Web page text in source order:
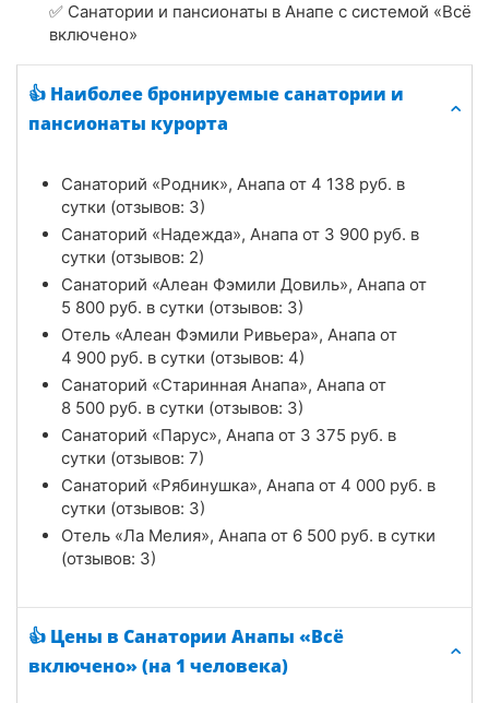
✅ Санатории и пансионаты в Анапе с системой «Всё
включено»
👍 Наиболее бронируемые санатории и
пансионаты курорта
Санаторий «Родник», Анапа от 4 138 руб. в
сутки (отзывов: 3)
Санаторий «Надежда», Анапа от 3 900 руб. в
сутки (отзывов: 2)
Санаторий «Алеан Фэмили Довиль», Анапа от
5 800 руб. в сутки (отзывов: 3)
Отель «Алеан Фэмили Ривьера», Анапа от
4 900 руб. в сутки (отзывов: 4)
Санаторий «Старинная Анапа», Анапа от
8 500 руб. в сутки (отзывов: 3)
Санаторий «Парус», Анапа от 3 375 руб. в
сутки (отзывов: 7)
Санаторий «Рябинушка», Анапа от 4 000 руб. в
сутки (отзывов: 3)
Отель «Ла Мелия», Анапа от 6 500 руб. в сутки
(отзывов: 3)
👍 Цены в Санатории Анапы «Всё
включено» (на 1 человека)